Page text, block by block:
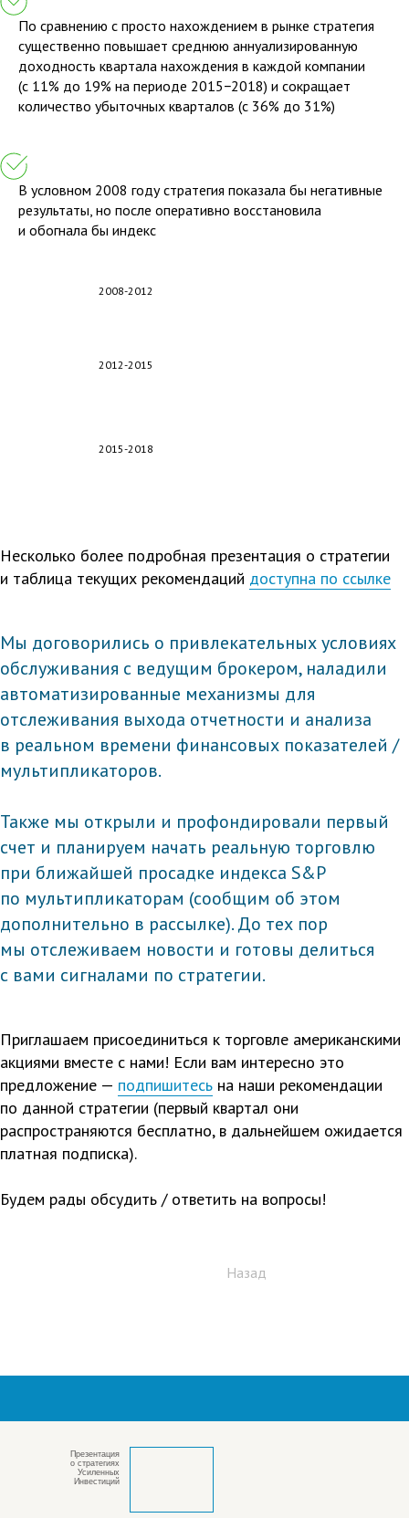
По сравнению с просто нахождением в рынке стратегия
существенно повышает среднюю аннуализированную
доходность квартала нахождения в каждой компании
(с 11% до 19% на периоде 2015−2018) и сокращает
количество убыточных кварталов (с 36% до 31%)
В условном 2008 году стратегия показала бы негативные
результаты, но после оперативно восстановила
и обогнала бы индекс
2008-2012
2012-2015
2015-2018
Несколько более подробная презентация о стратегии
и таблица текущих рекомендаций доступна по ссылке
Мы договорились о привлекательных условиях
обслуживания с ведущим брокером, наладили
автоматизированные механизмы для
отслеживания выхода отчетности и анализа
в реальном времени финансовых показателей /
мультипликаторов.
Также мы открыли и профондировали первый
счет и планируем начать реальную торговлю
при ближайшей просадке индекса S&P
по мультипликаторам (сообщим об этом
дополнительно в рассылке). До тех пор
мы отслеживаем новости и готовы делиться
с вами сигналами по стратегии.
Приглашаем присоединиться к торговле американскими
акциями вместе с нами! Если вам интересно это
предложение — подпишитесь на наши рекомендации
по данной стратегии (первый квартал они
распространяются бесплатно, в дальнейшем ожидается
платная подписка).
Будем рады обсудить / ответить на вопросы!
Назад
Презентация
о стратегиях
Усиленных
Инвестиций